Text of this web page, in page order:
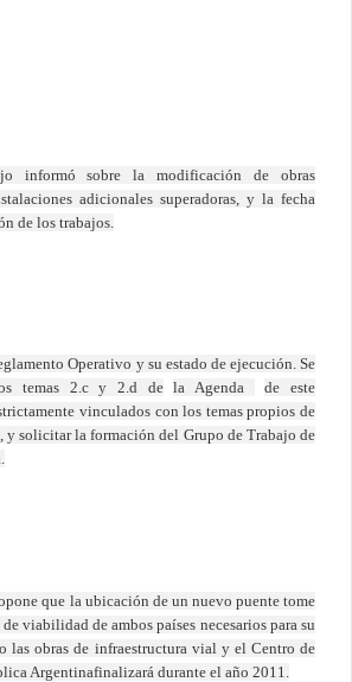
informó sobre la modificación de obras
adicionales superadoras, y la fecha
de los trabajos.
Operativo y su estado de ejecución. Se
temas 2.c y 2.d de la Agenda
de este
vinculados con los temas propios de
y solicitar la formación del Grupo de Trabajo de
que la ubicación de un nuevo puente tome
viabilidad de ambos países necesarios para su
las obras de infraestructura vial y el Centro de
Argentinafinalizará durante el año 2011.